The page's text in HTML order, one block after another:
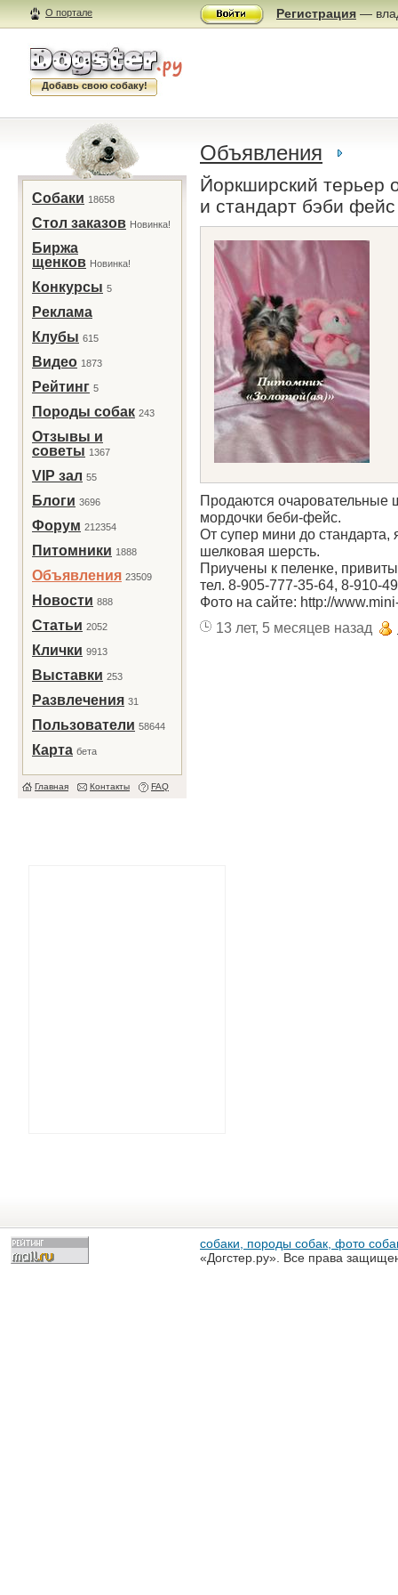
О портале Регистрация —
Добавь свою собаку!
Собаки 18658
Стол заказов Новинка!
Биржа
щенков Новинка!
Конкурсы 5
Реклама
Клубы 615
Видео 1873
Рейтинг 5
Породы собак 243
Отзывы и
советы 1367
VIP зал 55
Блоги 3696
Форум 212354
Питомники 1888
Объявления 23509
Новости 888
Статьи 2052
Клички 9913
Выставки 253
Развлечения 31
Пользователи 58644
Карта бета
Главная Контакты FAQ
Объявления
Йоркширский терьер
и стандарт бэби фейс
Продаются очаровательные
мордочки беби-фейс.
От супер мини до стандарта,
шелковая шерсть.
Приучены к пеленке,
тел. 8-905-777-35-64, 8-910-
Фото на сайте: http://
13 лет, 5 месяцев назад
собаки, породы собак, фото
«Догстер.ру». Все права